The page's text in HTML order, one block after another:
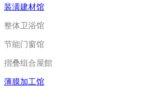
装潢建材馆
整体卫浴馆
节能门窗馆
摺叠组合屋館
薄膜加工馆